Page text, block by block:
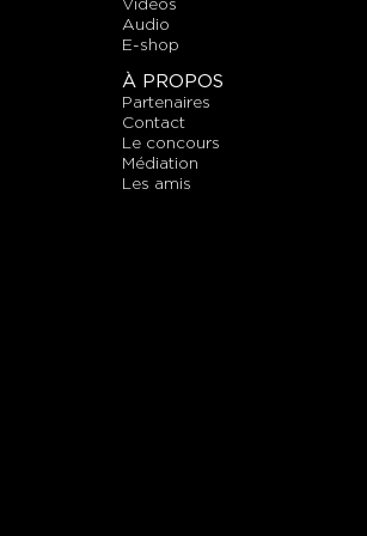
audio
E-shop
À PROPOS
partenaires
contact
le concours
médiation
les amis